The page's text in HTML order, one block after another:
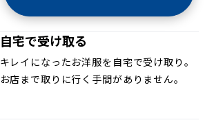
自宅で受け取る
キレイになったお洋服を自宅で受け取り。
お店まで取りに行く手間がありません。